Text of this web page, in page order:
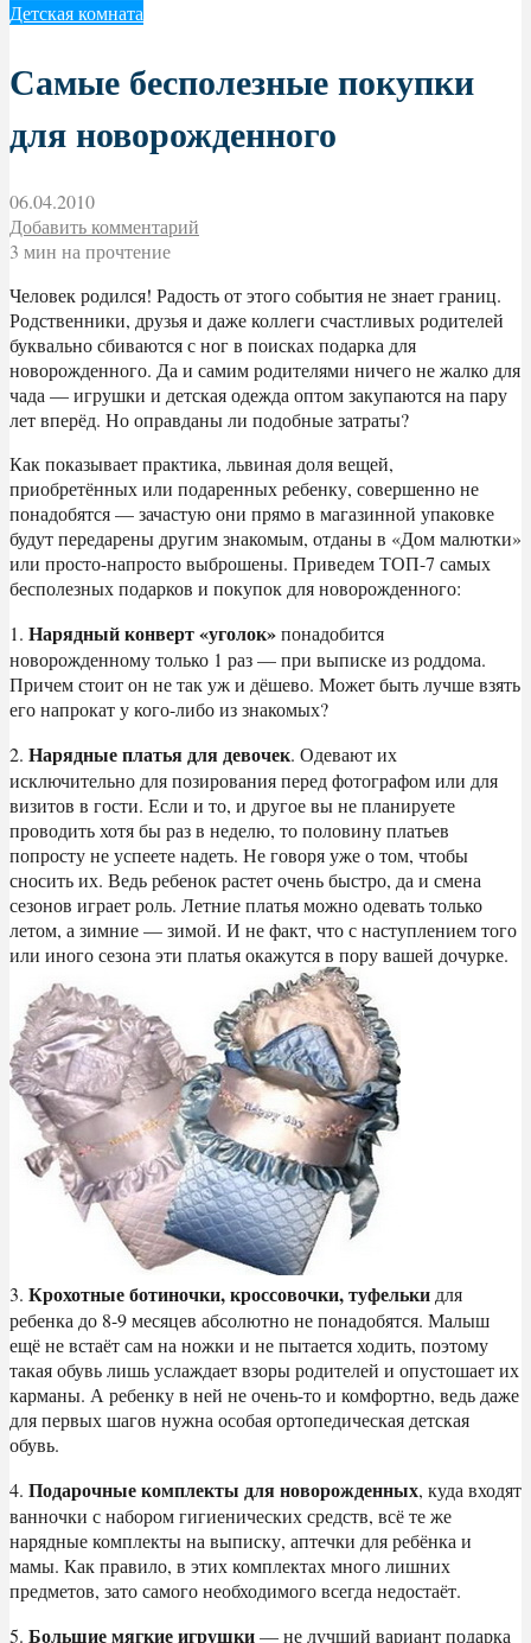
Детская комната
Самые бесполезные покупки
для новорожденного
06.04.2010
Добавить комментарий
3 мин на прочтение
Человек родился! Радость от этого события не знает границ.
Родственники, друзья и даже коллеги счастливых родителей
буквально сбиваются с ног в поисках подарка для
новорожденного. Да и самим родителями ничего не жалко для
чада — игрушки и детская одежда оптом закупаются на пару
лет вперёд. Но оправданы ли подобные затраты?
Как показывает практика, львиная доля вещей,
приобретённых или подаренных ребенку, совершенно не
понадобятся — зачастую они прямо в магазинной упаковке
будут передарены другим знакомым, отданы в «Дом малютки»
или просто-напросто выброшены. Приведем ТОП-7 самых
бесполезных подарков и покупок для новорожденного:
1. Нарядный конверт «уголок»понадобится
новорожденному только 1 раз — при выписке из роддома.
Причем стоит он не так уж и дёшево. Может быть лучше взять
его напрокат у кого-либо из знакомых?
2. Нарядные платья для девочек. Одевают их
исключительно для позирования перед фотографом или для
визитов в гости. Если и то, и другое вы не планируете
проводить хотя бы раз в неделю, то половину платьев
попросту не успеете надеть. Не говоря уже о том, чтобы
сносить их. Ведь ребенок растет очень быстро, да и смена
сезонов играет роль. Летние платья можно одевать только
летом, а зимние — зимой. И не факт, что с наступлением того
или иного сезона эти платья окажутся в пору вашей дочурке.
3. Крохотные ботиночки, кроссовочки, туфельки для
ребенка до 8-9 месяцев абсолютно не понадобятся. Малыш
ещё не встаёт сам на ножки и не пытается ходить, поэтому
такая обувь лишь услаждает взоры родителей и опустошает их
карманы. А ребенку в ней не очень-то и комфортно, ведь даже
для первых шагов нужна особая ортопедическая детская
обувь.
4. Подарочные комплекты для новорожденных, куда входят
ванночки с набором гигиенических средств, всё те же
нарядные комплекты на выписку, аптечки для ребёнка и
мамы. Как правило, в этих комплектах много лишних
предметов, зато самого необходимого всегда недостаёт.
5. Большие мягкие игрушки— не лучший вариант подарка